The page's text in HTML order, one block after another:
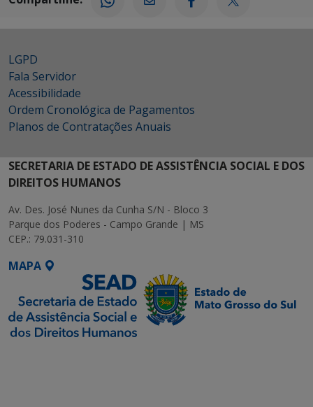
LGPD
Fala Servidor
Acessibilidade
Ordem Cronológica de Pagamentos
Planos de Contratações Anuais
SECRETARIA DE ESTADO DE ASSISTÊNCIA SOCIAL E DOS
DIREITOS HUMANOS
Av. Des. José Nunes da Cunha S/N - Bloco 3
Parque dos Poderes - Campo Grande | MS
CEP.: 79.031-310
MAPA